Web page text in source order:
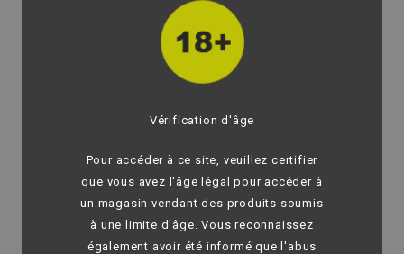
Vérification d'âge
Pour accéder à ce site, veuillez certifier
que vous avez l'âge légal pour accéder à
un magasin vendant des produits soumis
à une limite d'âge. Vous reconnaissez
également avoir été informé que l'abus